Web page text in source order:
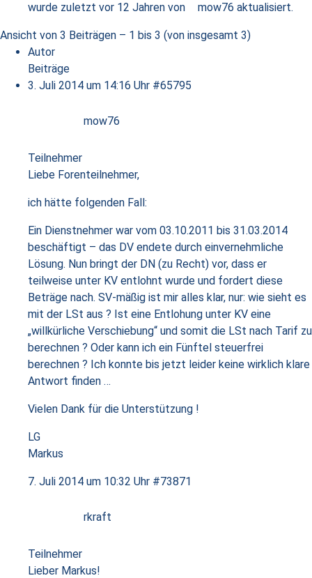
wurde zuletzt vor 12 Jahren von mow76 aktualisiert.
Ansicht von 3 Beiträgen – 1 bis 3 (von insgesamt 3)
Autor
Beiträge
3. Juli 2014 um 14:16 Uhr #65795
mow76
Teilnehmer
Liebe Forenteilnehmer,
ich hätte folgenden Fall:
Ein Dienstnehmer war vom 03.10.2011 bis 31.03.2014
beschäftigt – das DV endete durch einvernehmliche
Lösung. Nun bringt der DN (zu Recht) vor, dass er
teilweise unter KV entlohnt wurde und fordert diese
Beträge nach. SV-mäßig ist mir alles klar, nur: wie sieht es
mit der LSt aus ? Ist eine Entlohung unter KV eine
„willkürliche Verschiebung“ und somit die LSt nach Tarif zu
berechnen ? Oder kann ich ein Fünftel steuerfrei
berechnen ? Ich konnte bis jetzt leider keine wirklich klare
Antwort finden …
Vielen Dank für die Unterstützung !
LG
Markus
7. Juli 2014 um 10:32 Uhr #73871
rkraft
Teilnehmer
Lieber Markus!